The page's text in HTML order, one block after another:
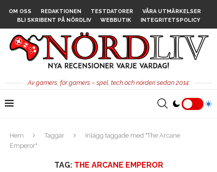
OM OSS REDAKTIONEN TESTDATORER
VÅRA UTMÄRKELSER
BLI SKRIBENT PÅ NÖRDLIV
WEBBUTIK INTEGRITETSPOLICY
Av gamers, för gamers – spel, tech och nörderi sedan 2014.
Hem Taggar
Inlägg taggade med "The Arcane
Emperor"
TAG: THE ARCANE EMPEROR